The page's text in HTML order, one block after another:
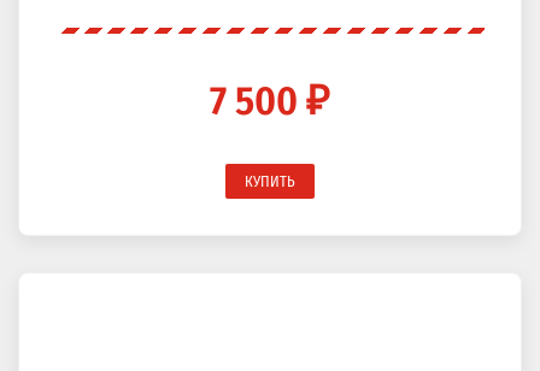
7 500 ₽
КУПИТЬ